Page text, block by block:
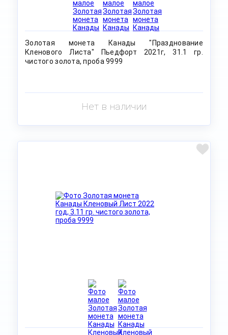
Золотая монета Канады "Празднование
Кленового Листа" Пьедфорт 2021г, 31.1 гр.
чистого золота, проба 9999
Нет в наличии